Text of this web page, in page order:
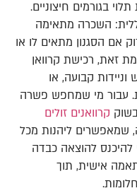
בגורמים חיצוניים.
השכרה מתאימה
אם הסגנון מתאים לו או
זאת, רכישת קרוואן
קבועה, או
עבור מי שמחפש פשרה
קרוואנים זולים
שמאפשרים ליהנות מכל
להיכנס להוצאה כבדה
אישית, תוך